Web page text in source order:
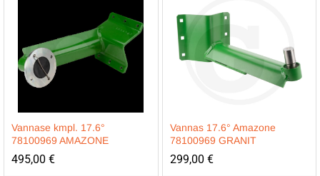
Vannase kmpl. 17.6°
78100969 AMAZONE
495,00 €
Vannas 17.6° Amazone
78100969 GRANIT
299,00 €